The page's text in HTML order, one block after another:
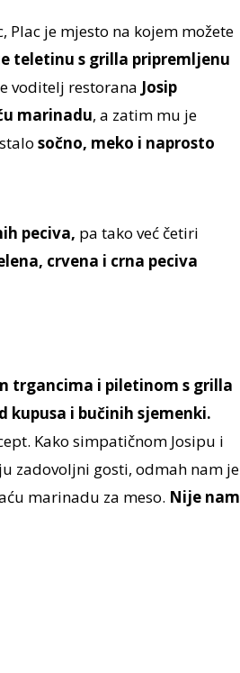
je mjesto na kojem možete
teletinu s grilla pripremljenu
voditelj restorana Josip
marinadu, a zatim mu je
sočno, meko i naprosto
peciva, pa tako već četiri
crvena i crna peciva
trgancima i piletinom s grilla
kupusa i bučinih sjemenki.
Kako simpatičnom Josipu i
zadovoljni gosti, odmah nam je
marinadu za meso. Nije nam